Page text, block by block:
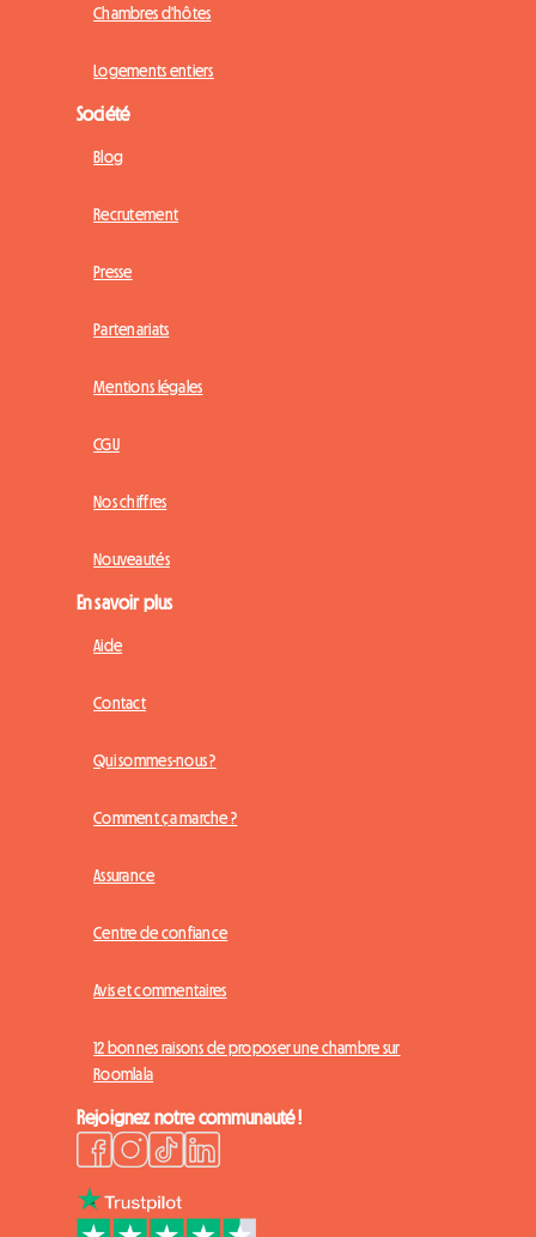
Chambres d'hôtes
Logements entiers
Société
Blog
Recrutement
Presse
Partenariats
Mentions légales
CGU
Nos chiffres
Nouveautés
En savoir plus
Aide
Contact
Qui sommes-nous ?
Comment ça marche ?
Assurance
Centre de confiance
Avis et commentaires
12 bonnes raisons de proposer une chambre sur
Roomlala
Rejoignez notre communauté !